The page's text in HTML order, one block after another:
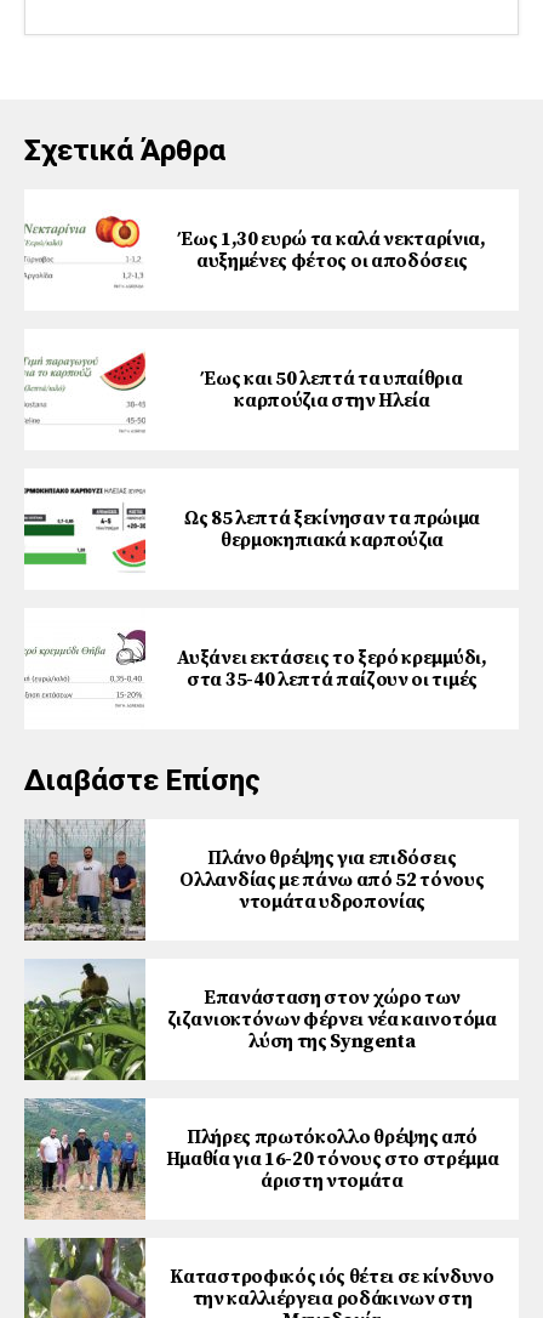
Σχετικά Άρθρα
Έως 1,30 ευρώ τα καλά νεκταρίνια,
αυξημένες φέτος οι αποδόσεις
Έως και 50 λεπτά τα υπαίθρια
καρπούζια στην Ηλεία
Ως 85 λεπτά ξεκίνησαν τα πρώιμα
θερμοκηπιακά καρπούζια
Αυξάνει εκτάσεις το ξερό κρεμμύδι,
στα 35-40 λεπτά παίζουν οι τιμές
Διαβάστε Επίσης
Πλάνο θρέψης για επιδόσεις
Ολλανδίας με πάνω από 52 τόνους
ντομάτα υδροπονίας
Επανάσταση στον χώρο των
ζιζανιοκτόνων φέρνει νέα καινοτόμα
λύση της Syngenta
Πλήρες πρωτόκολλο θρέψης από
Ημαθία για 16-20 τόνους στο στρέμμα
άριστη ντομάτα
Καταστροφικός ιός θέτει σε κίνδυνο
την καλλιέργεια ροδάκινων στη